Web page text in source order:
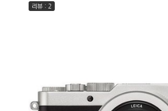
리뷰 : 2